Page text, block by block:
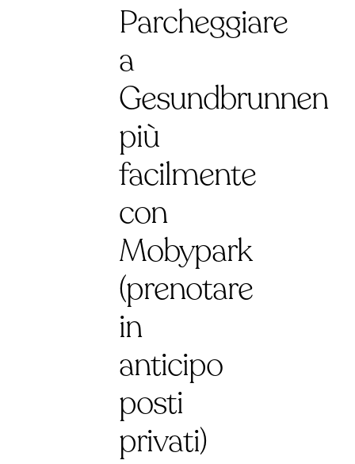
Parcheggiare
a
Gesundbrunnen
più
facilmente
con
Mobypark
(prenotare
in
anticipo
posti
privati)